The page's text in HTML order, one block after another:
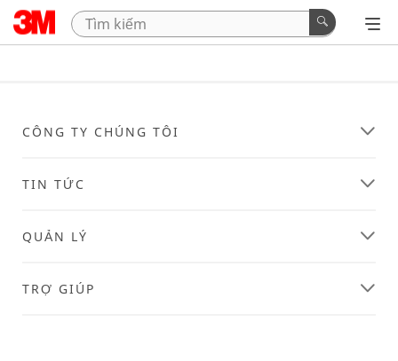
CÔNG TY CHÚNG TÔI
TIN TỨC
QUẢN LÝ
TRỢ GIÚP